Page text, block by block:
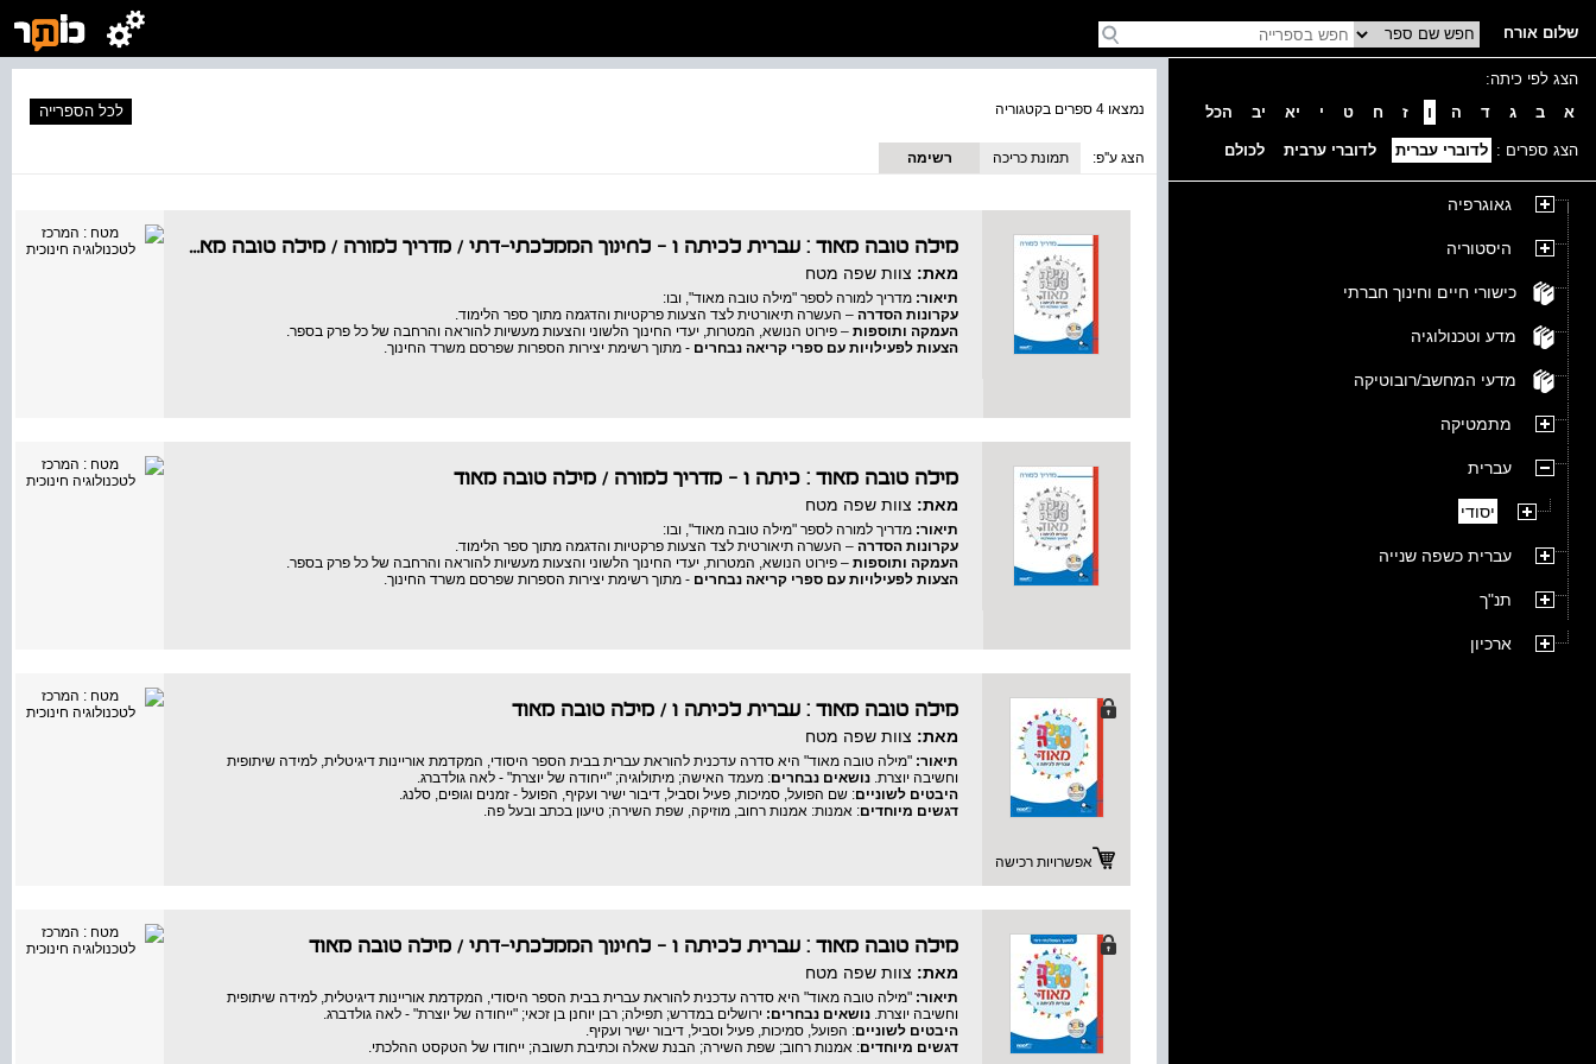
שלום אורח
הצג לפי כיתה:
א
ב ג ד ה ו ז ח ט י יא יב הכל
הצג ספרים : לדוברי עברית לדוברי ערבית לכולם
גאוגרפיה
היסטוריה
כישורי חיים וחינוך חברתי
מדע וטכנולוגיה
מדעי המחשב/רובוטיקה
מתמטיקה
עברית
יסודי
עברית כשפה שנייה
תנ"ך
ארכיון
נמצאו 4 ספרים בקטגוריה לכל הספרייה
הצג ע''פ: תמונת כריכה רשימה
מילה טובה מאוד : עברית לכיתה ו - לחינוך הממלכתי-דתי / מדריך למורה / מילה טובה מאוד
מאת: צוות שפה מטח
תיאור: מדריך למורה לספר "מילה טובה מאוד", ובו:
עקרונות הסדרה – העשרה תיאורטית לצד הצעות פרקטיות והדגמה מתוך ספר הלימוד.
העמקה ותוספות – פירוט הנושא, המטרות, יעדי החינוך הלשוני והצעות מעשיות להוראה והרחבה של כל פרק בספר.
הצעות לפעילויות עם ספרי קריאה נבחרים - מתוך רשימת יצירות הספרות שפרסם משרד החינוך.
מילה טובה מאוד : כיתה ו - מדריך למורה / מילה טובה מאוד
מאת: צוות שפה מטח
תיאור: מדריך למורה לספר "מילה טובה מאוד", ובו:
עקרונות הסדרה – העשרה תיאורטית לצד הצעות פרקטיות והדגמה מתוך ספר הלימוד.
העמקה ותוספות – פירוט הנושא, המטרות, יעדי החינוך הלשוני והצעות מעשיות להוראה והרחבה של כל פרק בספר.
הצעות לפעילויות עם ספרי קריאה נבחרים - מתוך רשימת יצירות הספרות שפרסם משרד החינוך.
אפשרויות רכישה
מילה טובה מאוד : עברית לכיתה ו / מילה טובה מאוד
מאת: צוות שפה מטח
תיאור: "מילה טובה מאוד" היא סדרה עדכנית להוראת עברית בבית הספר היסודי, המקדמת אוריינות דיגיטלית, למידה שיתופית
וחשיבה יוצרת. נושאים נבחרים: מעמד האישה; מיתולוגיה; "ייחודה של יוצרת" - לאה גולדברג.
היבטים לשוניים: שם הפועל, סמיכות, פעיל וסביל, דיבור ישיר ועקיף, הפועל - זמנים וגופים, סלנג.
דגשים מיוחדים: אמנות: אמנות רחוב, מוזיקה, שפת השירה; טיעון בכתב ובעל פה.
מילה טובה מאוד : עברית לכיתה ו - לחינוך הממלכתי-דתי / מילה טובה מאוד
מאת: צוות שפה מטח
תיאור: "מילה טובה מאוד" היא סדרה עדכנית להוראת עברית בבית הספר היסודי, המקדמת אוריינות דיגיטלית, למידה שיתופית
וחשיבה יוצרת. נושאים נבחרים: ירושלים במדרש; תפילה; רבן יוחנן בן זכאי; "ייחודה של יוצרת" - לאה גולדברג.
היבטים לשוניים: הפועל, סמיכות, פעיל וסביל, דיבור ישיר ועקיף.
דגשים מיוחדים: אמנות רחוב; שפת השירה; הבנת שאלה וכתיבת תשובה; ייחודו של הטקסט ההלכתי.